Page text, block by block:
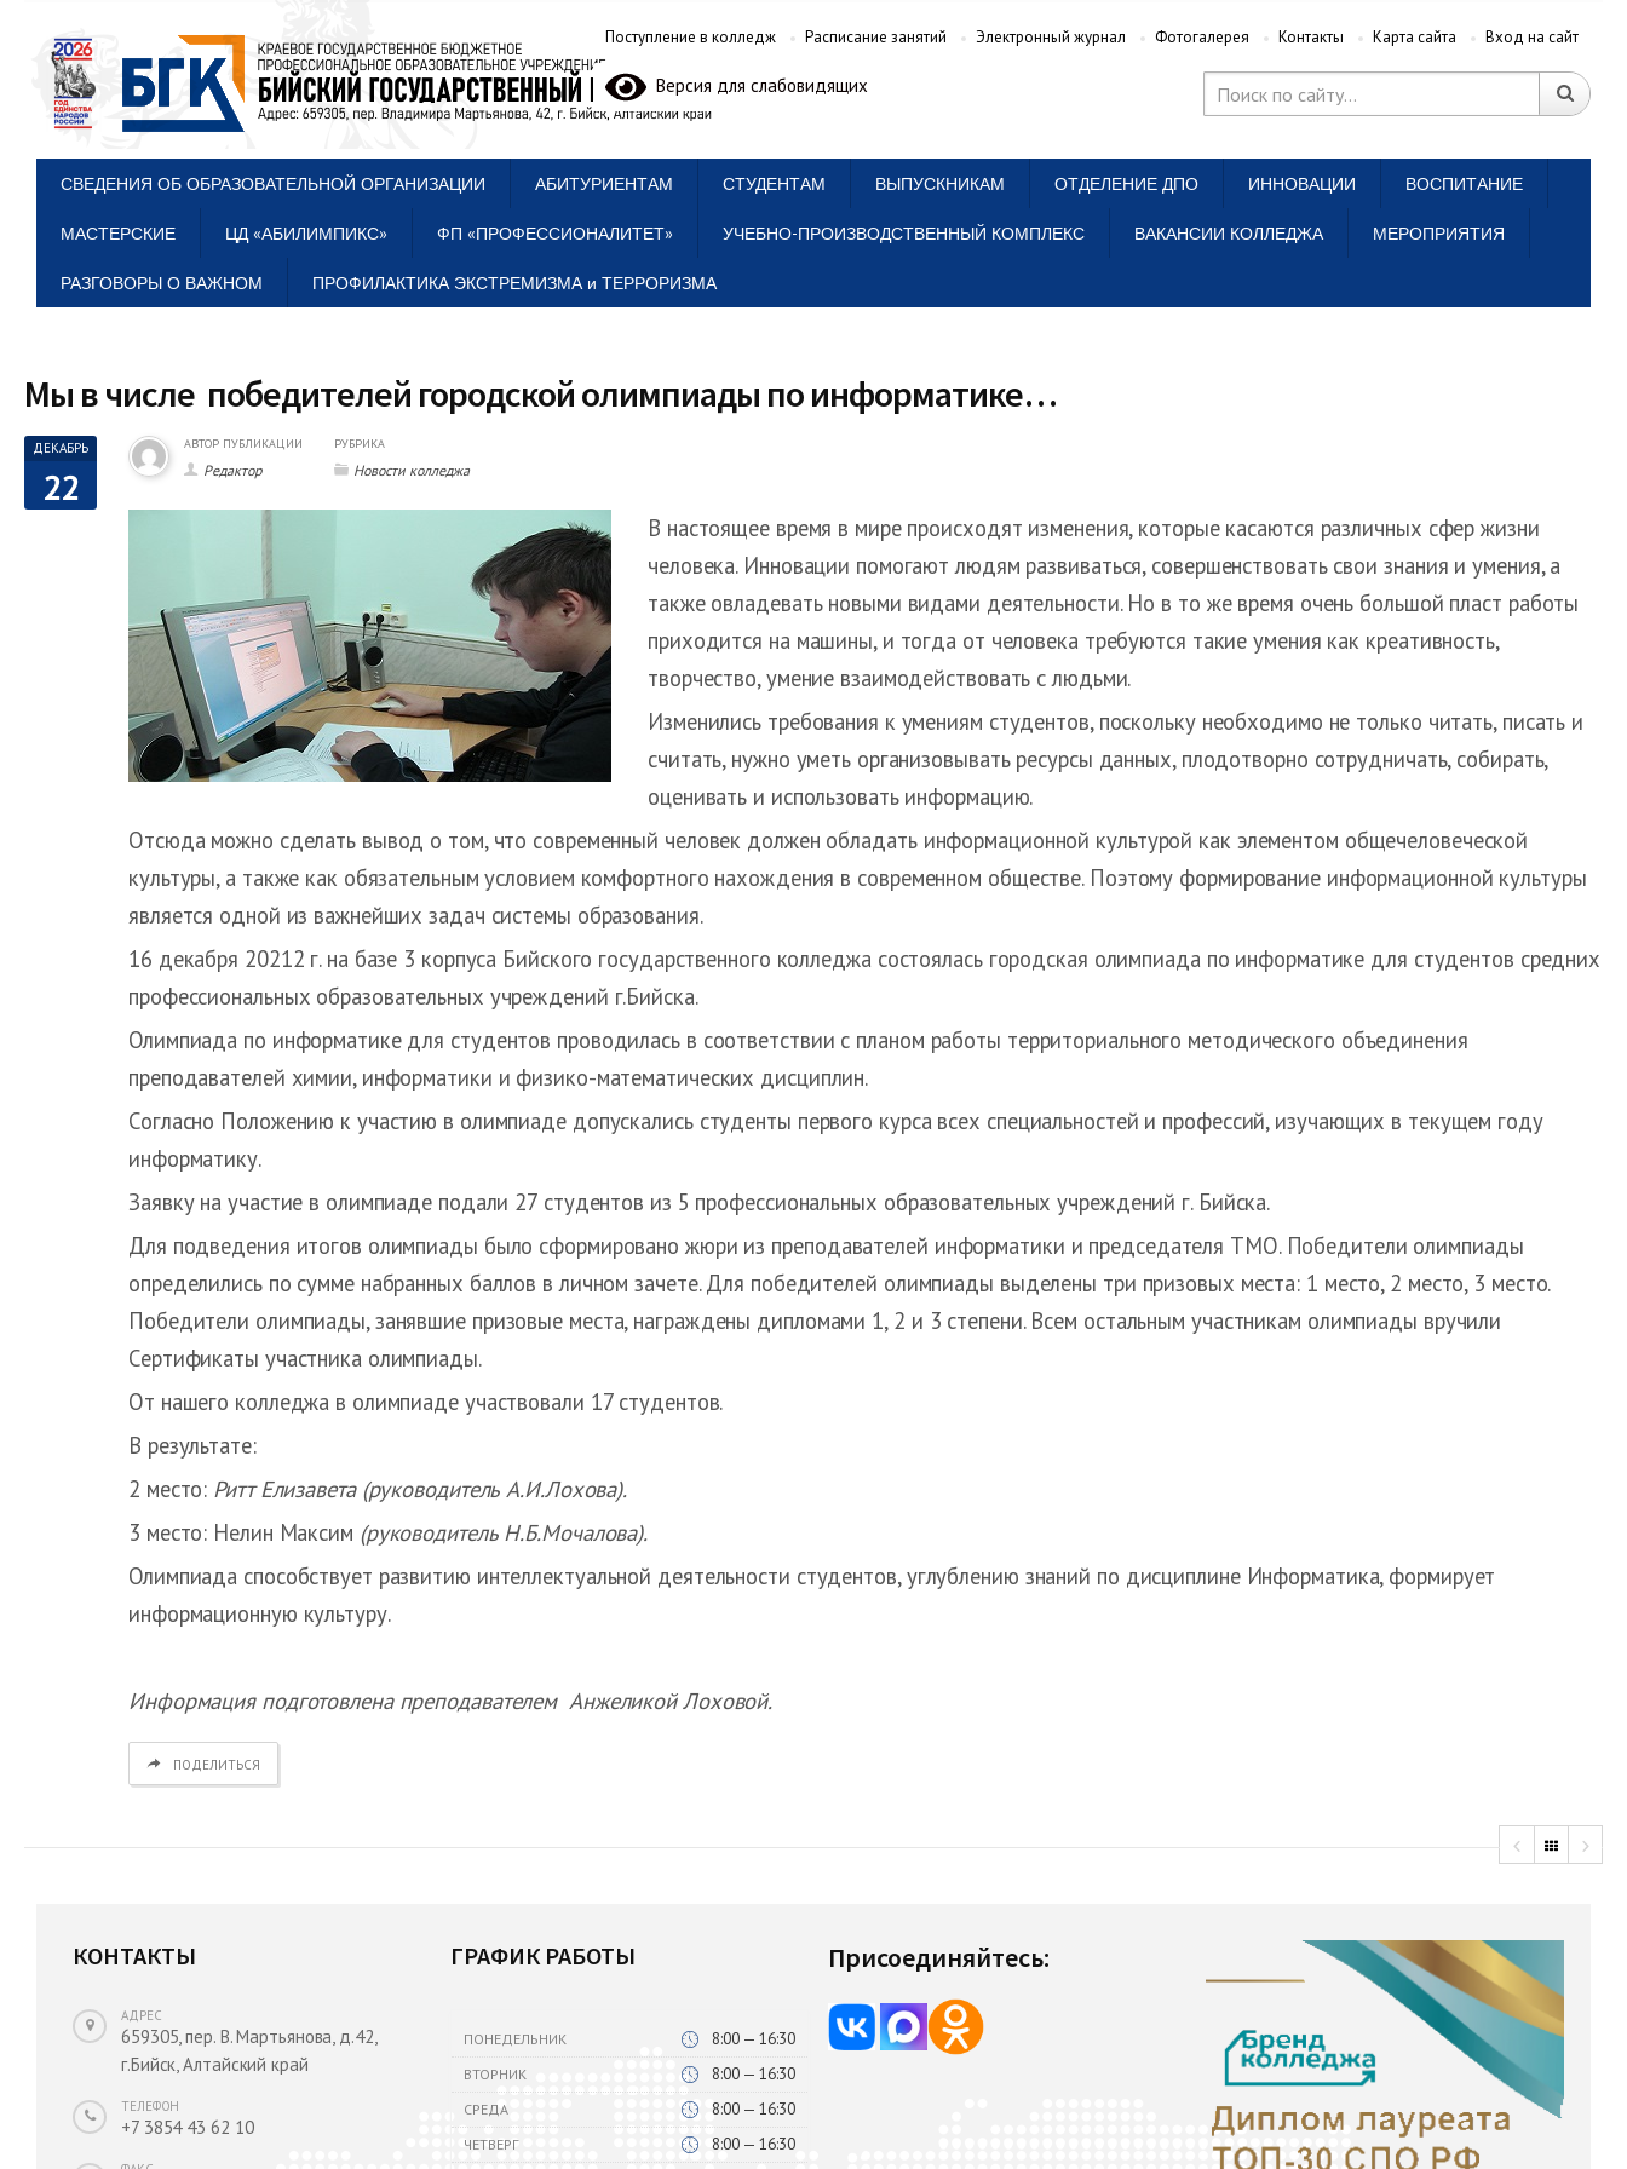
Поступление в колледж Расписание занятий Электронный журнал Фотогалерея Контакты Карта сайта Вход на сайт
Версия для слабовидящих
СВЕДЕНИЯ ОБ ОБРАЗОВАТЕЛЬНОЙ ОРГАНИЗАЦИИ АБИТУРИЕНТАМ СТУДЕНТАМ ВЫПУСКНИКАМ ОТДЕЛЕНИЕ ДПО ИННОВАЦИИ ВОСПИТАНИЕ
МАСТЕРСКИЕ ЦД «АБИЛИМПИКС» ФП «ПРОФЕССИОНАЛИТЕТ» УЧЕБНО-ПРОИЗВОДСТВЕННЫЙ КОМПЛЕКС ВАКАНСИИ КОЛЛЕДЖА МЕРОПРИЯТИЯ
РАЗГОВОРЫ О ВАЖНОМ ПРОФИЛАКТИКА ЭКСТРЕМИЗМА и ТЕРРОРИЗМА
Мы в числе победителей городской олимпиады по информатике…
ДЕКАБРЬ
22
АВТОР ПУБЛИКАЦИИ
Редактор
РУБРИКА
Новости колледжа
В настоящее время в мире происходят изменения, которые касаются различных сфер жизни
человека. Инновации помогают людям развиваться, совершенствовать свои знания и умения, а
также овладевать новыми видами деятельности. Но в то же время очень большой пласт работы
приходится на машины, и тогда от человека требуются такие умения как креативность,
творчество, умение взаимодействовать с людьми.
Изменились требования к умениям студентов, поскольку необходимо не только читать, писать и
считать, нужно уметь организовывать ресурсы данных, плодотворно сотрудничать, собирать,
оценивать и использовать информацию.
Отсюда можно сделать вывод о том, что современный человек должен обладать информационной культурой как элементом общечеловеческой
культуры, а также как обязательным условием комфортного нахождения в современном обществе. Поэтому формирование информационной культуры
является одной из важнейших задач системы образования.
16 декабря 20212 г. на базе 3 корпуса Бийского государственного колледжа состоялась городская олимпиада по информатике для студентов средних
профессиональных образовательных учреждений г.Бийска.
Олимпиада по информатике для студентов проводилась в соответствии с планом работы территориального методического объединения
преподавателей химии, информатики и физико-математических дисциплин.
Согласно Положению к участию в олимпиаде допускались студенты первого курса всех специальностей и профессий, изучающих в текущем году
информатику.
Заявку на участие в олимпиаде подали 27 студентов из 5 профессиональных образовательных учреждений г. Бийска.
Для подведения итогов олимпиады было сформировано жюри из преподавателей информатики и председателя ТМО. Победители олимпиады
определились по сумме набранных баллов в личном зачете. Для победителей олимпиады выделены три призовых места: 1 место, 2 место, 3 место.
Победители олимпиады, занявшие призовые места, награждены дипломами 1, 2 и 3 степени. Всем остальным участникам олимпиады вручили
Сертификаты участника олимпиады.
От нашего колледжа в олимпиаде участвовали 17 студентов.
В результате:
2 место: Ритт Елизавета (руководитель А.И.Лохова).
3 место: Нелин Максим (руководитель Н.Б.Мочалова).
Олимпиада способствует развитию интеллектуальной деятельности студентов, углублению знаний по дисциплине Информатика, формирует
информационную культуру.
Информация подготовлена преподавателем Анжеликой Лоховой.
ПОДЕЛИТЬСЯ
КОНТАКТЫ
АДРЕС
659305, пер. В. Мартьянова, д.42,
г.Бийск, Алтайский край
ТЕЛЕФОН
+7 3854 43 62 10
ГРАФИК РАБОТЫ
ПОНЕДЕЛЬНИК 8:00 — 16:30
ВТОРНИК 8:00 — 16:30
СРЕДА 8:00 — 16:30
ЧЕТВЕРГ 8:00 — 16:30
Присоединяйтесь: